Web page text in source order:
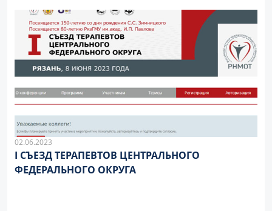
02.06.2023
I СЪЕЗД ТЕРАПЕВТОВ ЦЕНТРАЛЬНОГО
ФЕДЕРАЛЬНОГО ОКРУГА